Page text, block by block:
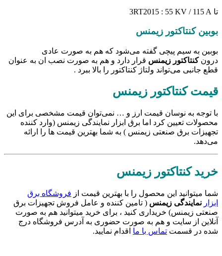
تا 3RT2015 : 55 KV / 115 A
بوبین کنتاکتور زیمنس
بوبین به سیم پیچی گفته می‌شود که هم به صورت عادی
درون کنتاکتور زیمنس قرار دارد و هم به صورت نصب ان به عنوان
قطع جانبی می‌تواند ولتاژ کنتاکتور را بالا ببرد .
قیمت کنتاکتور زیمنس
با توجه به نوسان قیمت ارز و … نمی‌توان قیمت مشخصی برای این
محصولات تعیین کرد اما برق ابزار نمایندگی زیمنس (وارد کننده
تجهیزات برق صنعتی زیمنس ) به شما بهترین قیمت ها را ارائه
می‌دهد.
خرید کنتاکتور زیمنس
شما میتوانید این محصول را با بهترین قیمت از فروشگاه برق
ابزار نمایندگی زیمنس ( تامین کننده و عامل فروش تجهیزات برق
صنعتی زیمنس) خریداری کنید ، برای خرید میتوانید هم به صورت
آنلاین از سایت و هم به صورت حضوری به آدرس فروشگاه درج
شده در قسمت تماس با ما اقدام نمایید.